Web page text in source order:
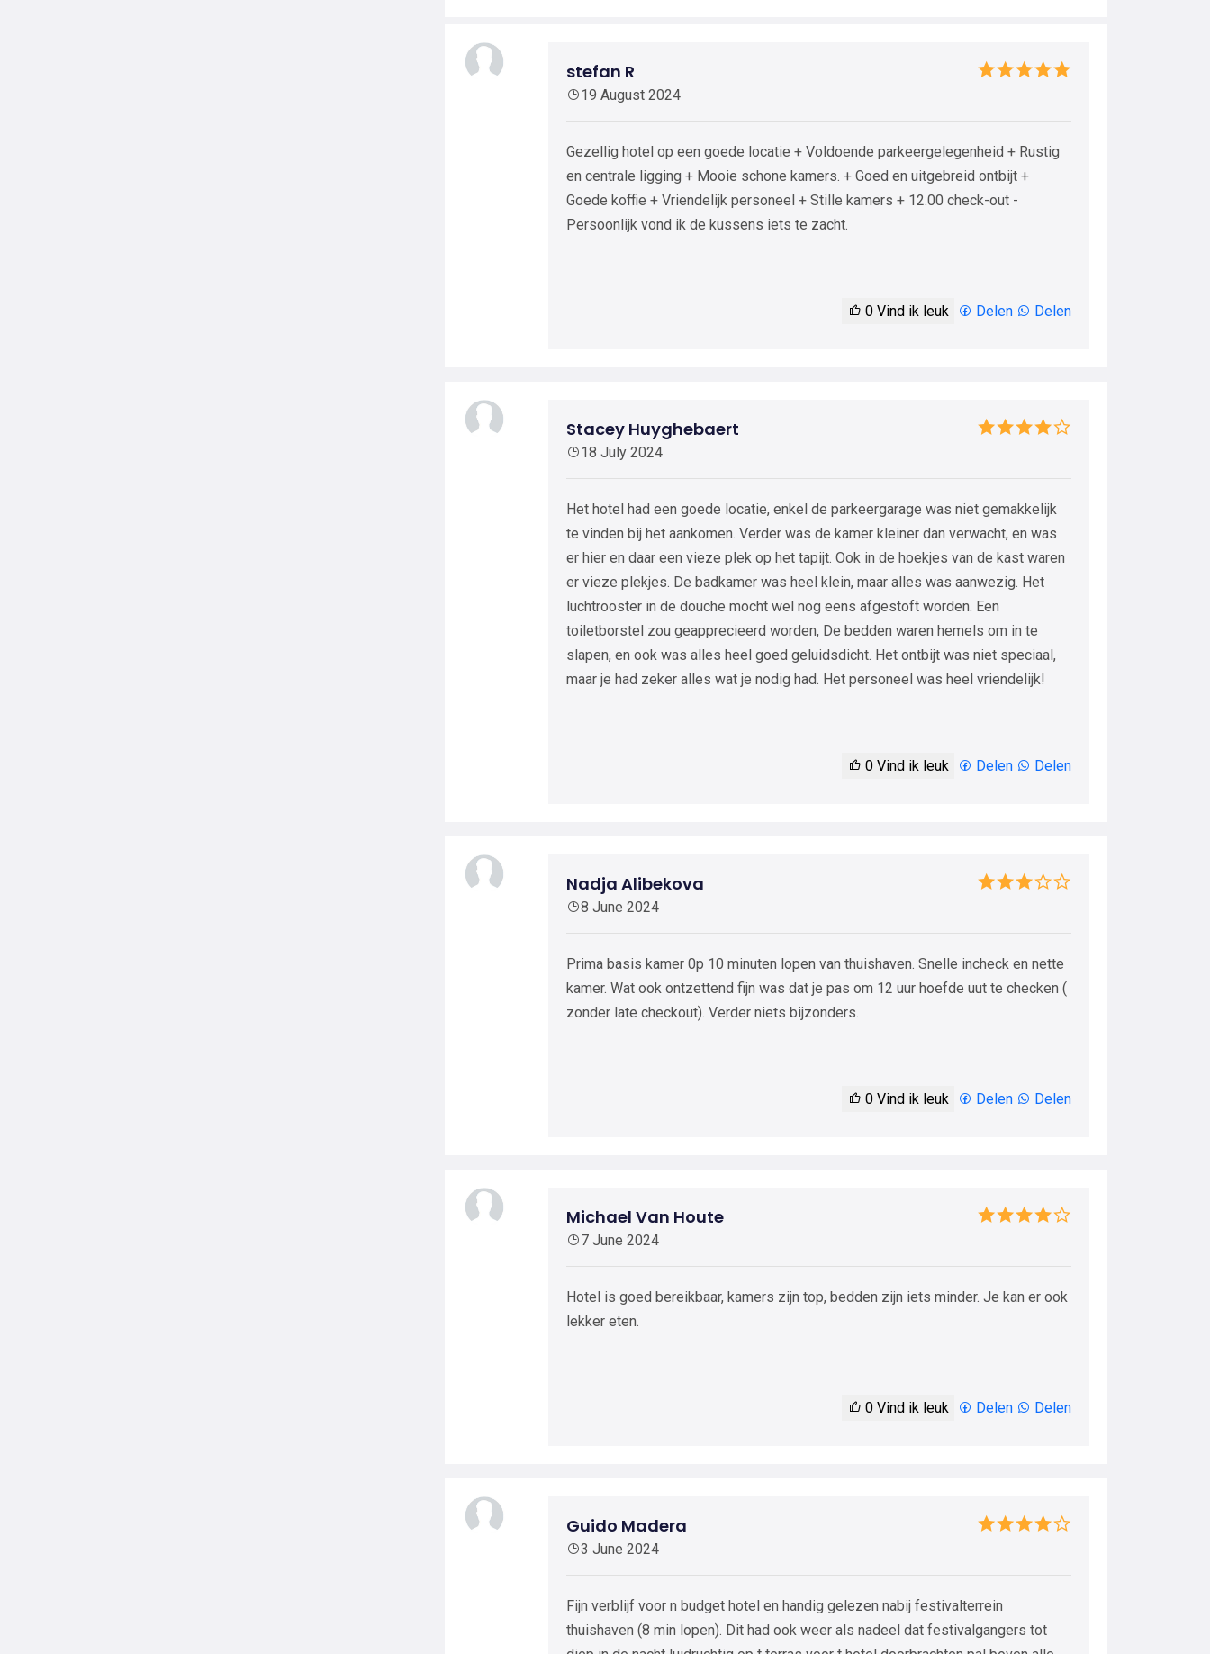
stefan R
19 August 2024
Gezellig hotel op een goede locatie + Voldoende parkeergelegenheid + Rustig
en centrale ligging + Mooie schone kamers. + Goed en uitgebreid ontbijt +
Goede koffie + Vriendelijk personeel + Stille kamers + 12.00 check-out -
Persoonlijk vond ik de kussens iets te zacht.
0 Vind ik leuk Delen Delen
Stacey Huyghebaert
18 July 2024
Het hotel had een goede locatie, enkel de parkeergarage was niet gemakkelijk
te vinden bij het aankomen. Verder was de kamer kleiner dan verwacht, en was
er hier en daar een vieze plek op het tapijt. Ook in de hoekjes van de kast waren
er vieze plekjes. De badkamer was heel klein, maar alles was aanwezig. Het
luchtrooster in de douche mocht wel nog eens afgestoft worden. Een
toiletborstel zou geapprecieerd worden, De bedden waren hemels om in te
slapen, en ook was alles heel goed geluidsdicht. Het ontbijt was niet speciaal,
maar je had zeker alles wat je nodig had. Het personeel was heel vriendelijk!
0 Vind ik leuk Delen Delen
Nadja Alibekova
8 June 2024
Prima basis kamer 0p 10 minuten lopen van thuishaven. Snelle incheck en nette
kamer. Wat ook ontzettend fijn was dat je pas om 12 uur hoefde uut te checken (
zonder late checkout). Verder niets bijzonders.
0 Vind ik leuk Delen Delen
Michael Van Houte
7 June 2024
Hotel is goed bereikbaar, kamers zijn top, bedden zijn iets minder. Je kan er ook
lekker eten.
0 Vind ik leuk Delen Delen
Guido Madera
3 June 2024
Fijn verblijf voor n budget hotel en handig gelezen nabij festivalterrein
thuishaven (8 min lopen). Dit had ook weer als nadeel dat festivalgangers tot